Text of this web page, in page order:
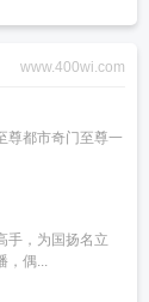
www.400wi.com
尊都市奇门至尊一
手，为国扬名立
，偶...